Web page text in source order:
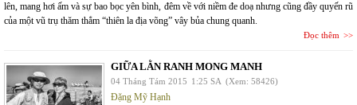
lên, mang hơi ấm và sự bao bọc yên bình, đêm về với niềm đe doạ nhưng cũng đầy quyến rũ
của một vũ trụ thăm thẳm “thiên la địa võng” vây bủa chung quanh.
Đọc thêm
GIỮA LẰN RANH MONG MANH
04 Tháng Tám 2015 1:25 SA (Xem: 58426)
Đặng Mỹ Hạnh